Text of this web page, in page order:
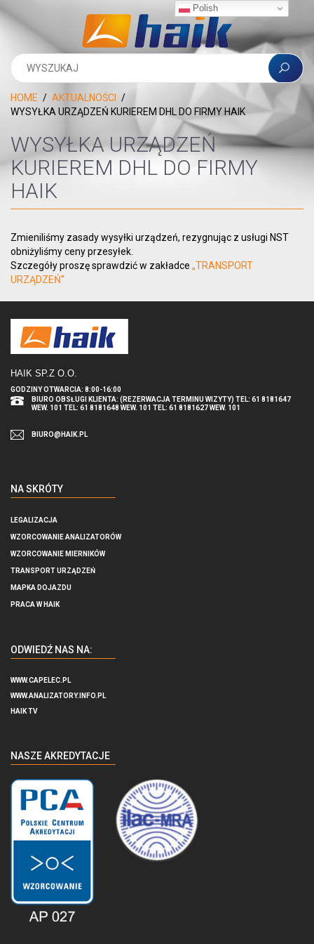
HOME
AKTUALNOŚCI
WYSYŁKA URZĄDZEŃ KURIEREM DHL DO FIRMY HAIK
WYSYŁKA URZĄDZEŃ
KURIEREM DHL DO FIRMY
HAIK
Zmieniliśmy zasady wysyłki urządzeń, rezygnując z usługi NST
obniżyliśmy ceny przesyłek.
Szczegóły proszę sprawdzić w zakładce „TRANSPORT
URZĄDZEŃ”
Polish
HAIK SP.Z O.O.
GODZINY OTWARCIA: 8:00-16:00
BIURO OBSŁUGI KLIENTA: (REZERWACJA TERMINU WIZYTY) TEL: 61 8181647
WEW. 101 TEL: 61 8181648 WEW. 101 TEL: 61 8181627 WEW. 101
BIURO@HAIK.PL
NA SKRÓTY
LEGALIZACJA
WZORCOWANIE ANALIZATORÓW
WZORCOWANIE MIERNIKÓW
TRANSPORT URZĄDZEŃ
MAPKA DOJAZDU
PRACA W HAIK
ODWIEDŹ NAS NA:
WWW.CAPELEC.PL
WWW.ANALIZATORY.INFO.PL
HAIK TV
NASZE AKREDYTACJE